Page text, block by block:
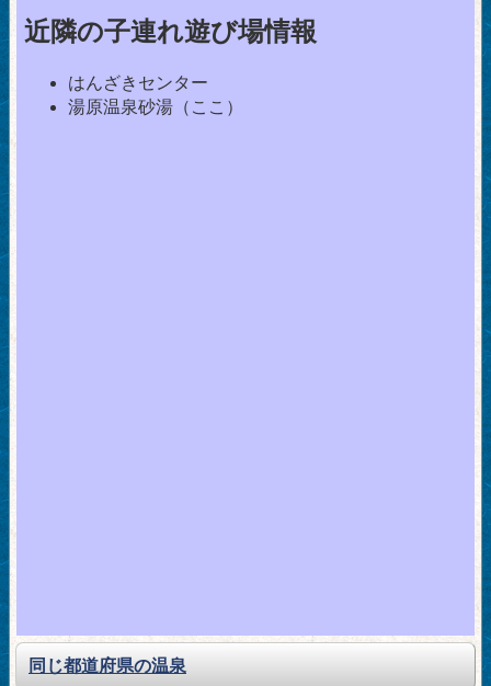
近隣の子連れ遊び場情報
はんざきセンター
湯原温泉砂湯（ここ）
同じ都道府県の温泉